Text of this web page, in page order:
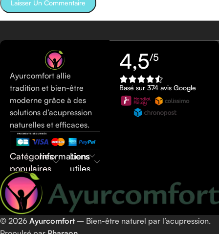
Ayurcomfort allie
tradition et bien-être
moderne grâce à des
solutions d’acupression
naturelles et efficaces.
Catégories
populaires
Informations
Liens
utiles
4,5/5
Basé sur 374 avis Google
© 2026 Ayurcomfort– Bien-être naturel par l’acupression.